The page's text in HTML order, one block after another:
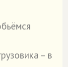
– в